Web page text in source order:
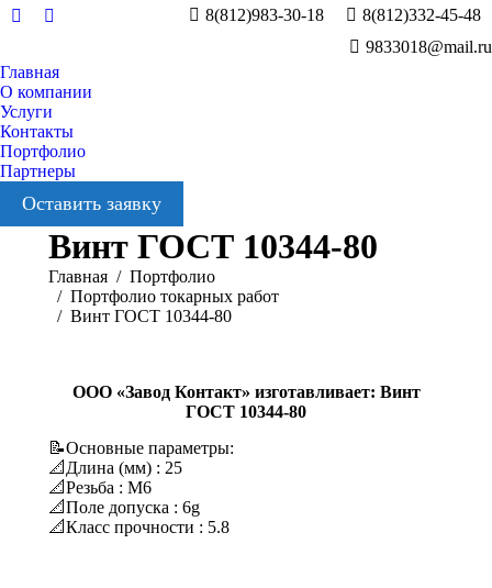
Вконтакте
YouTube
8(812)983-30-18
8(812)332-45-48
9833018@mail.ru
Главная
О компании
Услуги
Контакты
Портфолио
Партнеры
Оставить заявку
Винт ГОСТ 10344-80
Вы здесь:
Главная
Портфолио
Портфолио токарных работ
Винт ГОСТ 10344-80
ООО «Завод Контакт» изготавливает: Винт
ГОСТ 10344-80
📝Основные параметры:
📐Длина (мм) : 25
📐Резьба : М6
📐Поле допуска : 6g
📐Класс прочности : 5.8